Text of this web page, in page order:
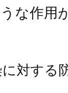
な作用
対する